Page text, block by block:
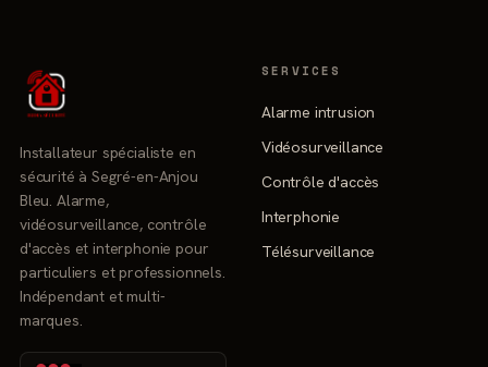
Installateur spécialiste en
sécurité à Segré-en-Anjou
Bleu. Alarme,
vidéosurveillance, contrôle
d'accès et interphonie pour
particuliers et professionnels.
Indépendant et multi-
marques.
SERVICES
Alarme intrusion
Vidéosurveillance
Contrôle d'accès
Interphonie
Télésurveillance